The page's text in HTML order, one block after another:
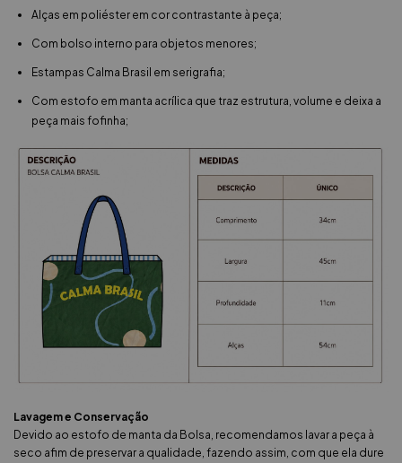
Alças em poliéster em cor contrastante à peça;
Com bolso interno para objetos menores;
Estampas Calma Brasil em serigrafia;
Com estofo em manta acrílica que traz estrutura, volume e deixa a
peça mais fofinha;
Lavagem e Conservação
Devido ao estofo de manta da Bolsa, recomendamos lavar a peça à
seco afim de preservar a qualidade, fazendo assim, com que ela dure